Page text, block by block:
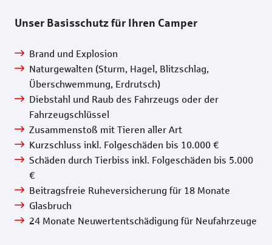
Unser Basisschutz für Ihren Camper
Brand und Explosion
Naturgewalten (Sturm, Hagel, Blitzschlag,
Überschwemmung, Erdrutsch)
Diebstahl und Raub des Fahrzeugs oder der
Fahrzeugschlüssel
Zusammenstoß mit Tieren aller Art
Kurzschluss inkl. Folgeschäden bis 10.000 €
Schäden durch Tierbiss inkl. Folgeschäden bis 5.000
€
Beitragsfreie Ruheversicherung für 18 Monate
Glasbruch
24 Monate Neuwertentschädigung für Neufahrzeuge